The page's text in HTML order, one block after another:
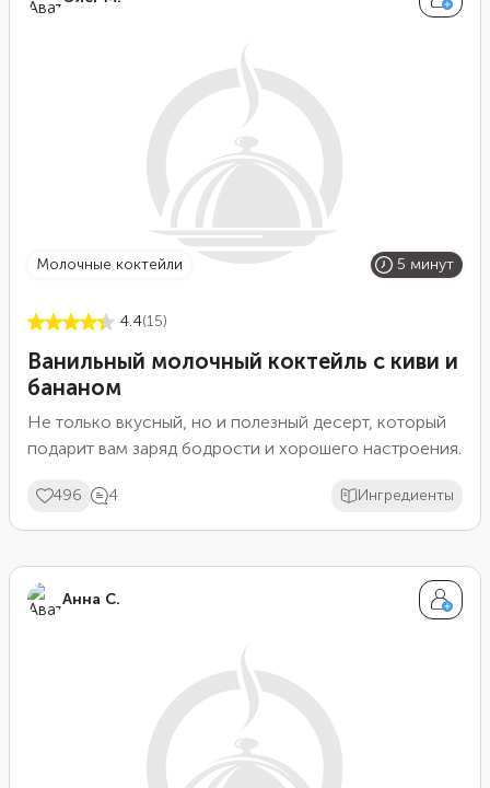
молочные коктейли 5 минут
4.4(15)
Ванильный молочный коктейль с киви и
бананом
Не только вкусный, но и полезный десерт, который
подарит вам заряд бодрости и хорошего настроения.
496 4 Ингредиенты
Анна С.